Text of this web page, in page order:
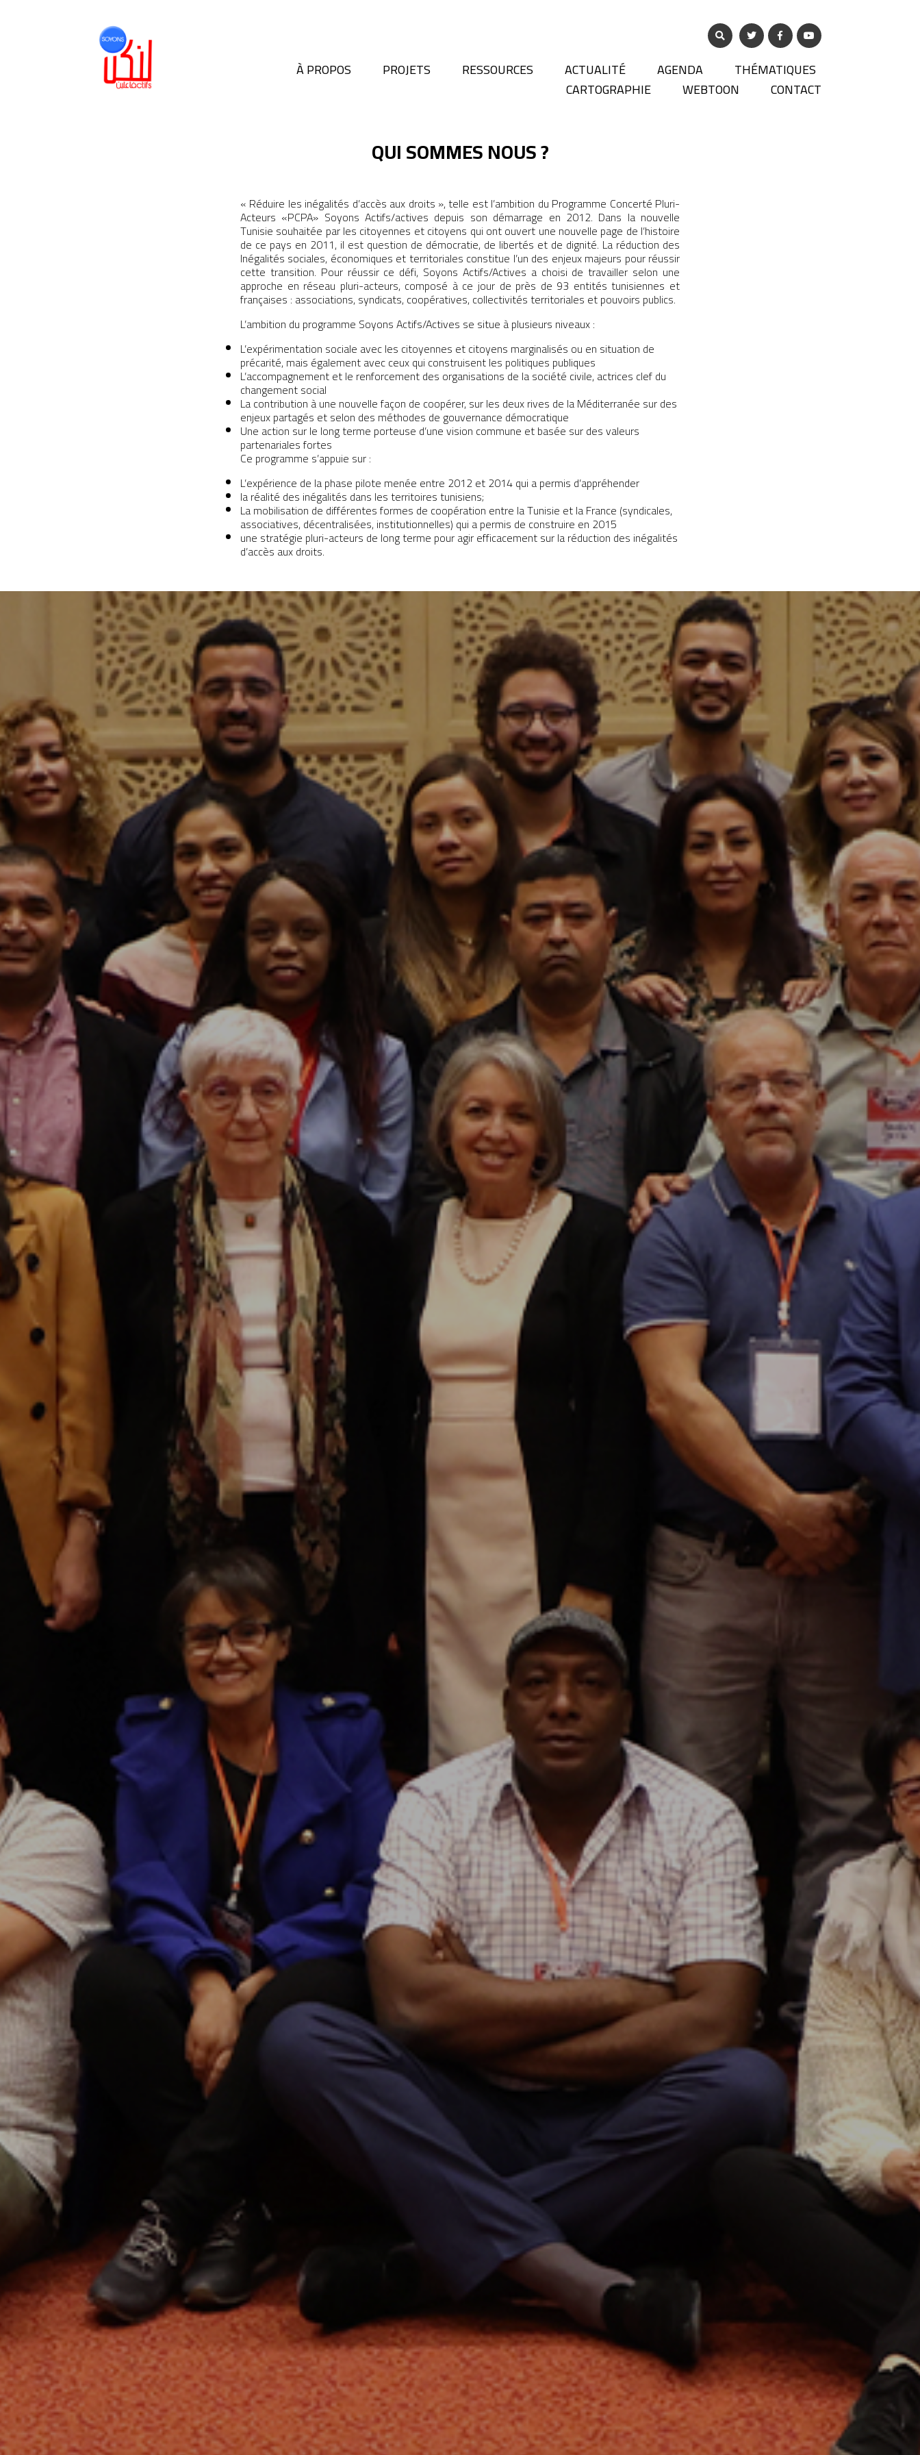
À PROPOS PROJETS RESSOURCES ACTUALITÉ AGENDA
THÉMATIQUES
CARTOGRAPHIE
WEBTOON CONTACT
QUI SOMMES NOUS ?
« Réduire les inégalités d’accès aux droits », telle est l’ambition du Programme Concerté Pluri-
Acteurs «PCPA» Soyons Actifs/actives depuis son démarrage en 2012. Dans la nouvelle
Tunisie souhaitée par les citoyennes et citoyens qui ont ouvert une nouvelle page de l’histoire
de ce pays en 2011, il est question de démocratie, de libertés et de dignité. La réduction des
Inégalités sociales, économiques et territoriales constitue l’un des enjeux majeurs pour réussir
cette transition. Pour réussir ce défi, Soyons Actifs/Actives a choisi de travailler selon une
approche en réseau pluri-acteurs, composé à ce jour de près de 93 entités tunisiennes et
françaises : associations, syndicats, coopératives, collectivités territoriales et pouvoirs publics.
L’ambition du programme Soyons Actifs/Actives se situe à plusieurs niveaux :
L’expérimentation sociale avec les citoyennes et citoyens marginalisés ou en situation de
précarité, mais également avec ceux qui construisent les politiques publiques
L’accompagnement et le renforcement des organisations de la société civile, actrices clef du
changement social
La contribution à une nouvelle façon de coopérer, sur les deux rives de la Méditerranée sur des
enjeux partagés et selon des méthodes de gouvernance démocratique
Une action sur le long terme porteuse d’une vision commune et basée sur des valeurs
partenariales fortes
Ce programme s’appuie sur :
L’expérience de la phase pilote menée entre 2012 et 2014 qui a permis d’appréhender
la réalité des inégalités dans les territoires tunisiens;
La mobilisation de différentes formes de coopération entre la Tunisie et la France (syndicales,
associatives, décentralisées, institutionnelles) qui a permis de construire en 2015
une stratégie pluri-acteurs de long terme pour agir efficacement sur la réduction des inégalités
d’accès aux droits.